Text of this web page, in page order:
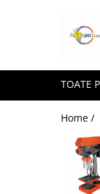
Toate Produsele
Accesorii Electrice
Aplice Led-Neoane
Lampi Solare
Lampi Stradale
TOATE
Home /